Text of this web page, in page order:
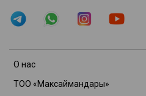
О нас
ТОО «Максаймандары»